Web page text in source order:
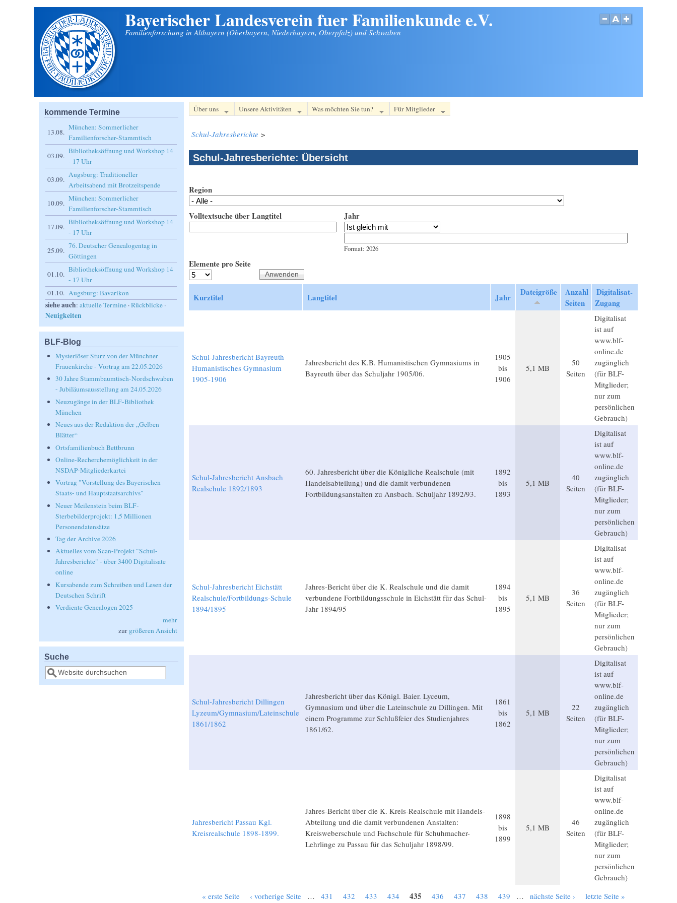
Bayerischer Landesverein fuer Familienkunde e.V.
Familienforschung in Altbayern (Oberbayern, Niederbayern, Oberpfalz) und Schwaben
Über uns Unsere Aktivitäten Was möchten Sie tun? Für Mitglieder
Schul-Jahresberichte >
Schul-Jahresberichte: Übersicht
Region
Volltextsuche über Langtitel
Jahr
Format: 2026
Elemente pro Seite
Kurztitel Langtitel Jahr Dateigröße
Anzahl
Seiten
Digitalisat-
Zugang
Schul-Jahresbericht Bayreuth
Humanistisches Gymnasium
1905-1906
Jahresbericht des K.B. Humanistischen Gymnasiums in
Bayreuth über das Schuljahr 1905/06.
1905
bis
1906
5,1 MB
50
Seiten
Digitalisat
ist auf
www.blf-
online.de
zugänglich
(für BLF-
Mitglieder;
nur zum
persönlichen
Gebrauch)
Schul-Jahresbericht Ansbach
Realschule 1892/1893
60. Jahresbericht über die Königliche Realschule (mit
Handelsabteilung) und die damit verbundenen
Fortbildungsanstalten zu Ansbach. Schuljahr 1892/93.
1892
bis
1893
5,1 MB
40
Seiten
Digitalisat
ist auf
www.blf-
online.de
zugänglich
(für BLF-
Mitglieder;
nur zum
persönlichen
Gebrauch)
Schul-Jahresbericht Eichstätt
Realschule/Fortbildungs-Schule
1894/1895
Jahres-Bericht über die K. Realschule und die damit
verbundene Fortbildungsschule in Eichstätt für das Schul-
Jahr 1894/95
1894
bis
1895
5,1 MB
36
Seiten
Digitalisat
ist auf
www.blf-
online.de
zugänglich
(für BLF-
Mitglieder;
nur zum
persönlichen
Gebrauch)
Schul-Jahresbericht Dillingen
Lyzeum/Gymnasium/Lateinschule
1861/1862
Jahresbericht über das Königl. Baier. Lyceum,
Gymnasium und über die Lateinschule zu Dillingen. Mit
einem Programme zur Schlußfeier des Studienjahres
1861/62.
1861
bis
1862
5,1 MB
22
Seiten
Digitalisat
ist auf
www.blf-
online.de
zugänglich
(für BLF-
Mitglieder;
nur zum
persönlichen
Gebrauch)
Jahresbericht Passau Kgl.
Kreisrealschule 1898-1899.
Jahres-Bericht über die K. Kreis-Realschule mit Handels-
Abteilung und die damit verbundenen Anstalten:
Kreisweberschule und Fachschule für Schuhmacher-
Lehrlinge zu Passau für das Schuljahr 1898/99.
1898
bis
1899
5,1 MB
46
Seiten
Digitalisat
ist auf
www.blf-
online.de
zugänglich
(für BLF-
Mitglieder;
nur zum
persönlichen
Gebrauch)
« erste Seite ‹ vorherige Seite … 431 432 433 434 435 436 437 438 439 … nächste Seite › letzte Seite »
kommende Termine
13.08.
München: Sommerlicher
Familienforscher-Stammtisch
03.09.
Bibliotheksöffnung und Workshop 14
- 17 Uhr
03.09.
Augsburg: Traditioneller
Arbeitsabend mit Brotzeitspende
10.09.
München: Sommerlicher
Familienforscher-Stammtisch
17.09.
Bibliotheksöffnung und Workshop 14
- 17 Uhr
25.09.
76. Deutscher Genealogentag in
Göttingen
01.10.
Bibliotheksöffnung und Workshop 14
- 17 Uhr
01.10. Augsburg: Bavarikon
siehe auch:aktuelle Termine ·Rückblicke ·
Neuigkeiten
BLF-Blog
Mysteriöser Sturz von der Münchner
Frauenkirche - Vortrag am 22.05.2026
30 Jahre Stammbaumtisch-Nordschwaben
- Jubiläumsausstellung am 24.05.2026
Neuzugänge in der BLF-Bibliothek
München
Neues aus der Redaktion der „Gelben
Blätter“
Ortsfamilienbuch Bettbrunn
Online-Recherchemöglichkeit in der
NSDAP-Mitgliederkartei
Vortrag "Vorstellung des Bayerischen
Staats- und Hauptstaatsarchivs"
Neuer Meilenstein beim BLF-
Sterbebilderprojekt: 1,5 Millionen
Personendatensätze
Tag der Archive 2026
Aktuelles vom Scan-Projekt "Schul-
Jahresberichte" - über 3400 Digitalisate
online
Kursabende zum Schreiben und Lesen der
Deutschen Schrift
Verdiente Genealogen 2025
mehr
zur größeren Ansicht
Suche
Suche